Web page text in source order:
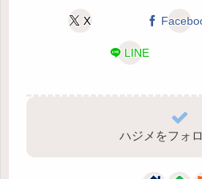
X
LINE
ハジメをフォ